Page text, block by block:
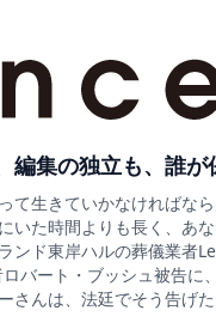
編集の独立も、誰が
て生きていかなければな
いた時間よりも長く、あ
ンド東岸ハルの葬儀業
バート・ブッシュ被告に
さんは、法廷でそう告げ